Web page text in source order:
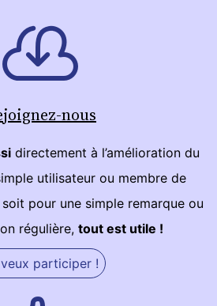
nous
directement à l’amélioration du
utilisateur ou membre de
soit pour une simple remarque ou
régulière, tout est utile !
participer !